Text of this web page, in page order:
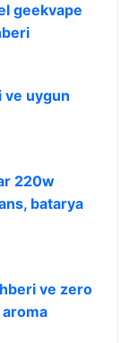
geekvape
ve uygun
220w
batarya
ve zero